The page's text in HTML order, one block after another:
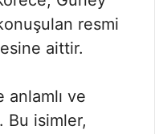
resmi
aittir.
ve
Bu isimler,